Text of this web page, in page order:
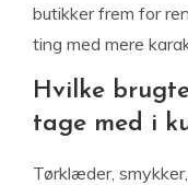
butikker frem for
ting med mere
Hvilke
tage med i
Tørklæder,